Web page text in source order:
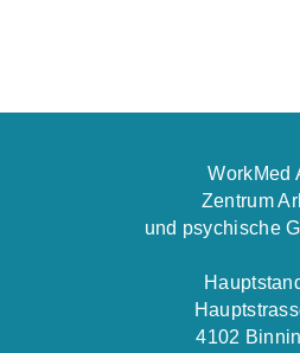
WorkMed
Zentrum
und psychische
4102